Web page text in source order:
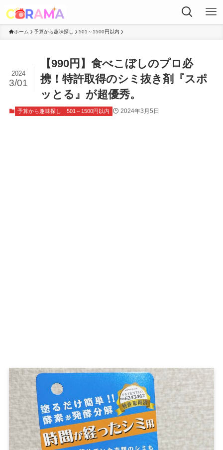
ホーム 予算から趣味探し 501～1500円以内
【990円】食べこぼしのプロ必
携！特許取得のシミ抜き剤『スポ
ッとる』が超優秀。
2024
3/01
予算から趣味探し 501～1500円以内 2024年3月5日